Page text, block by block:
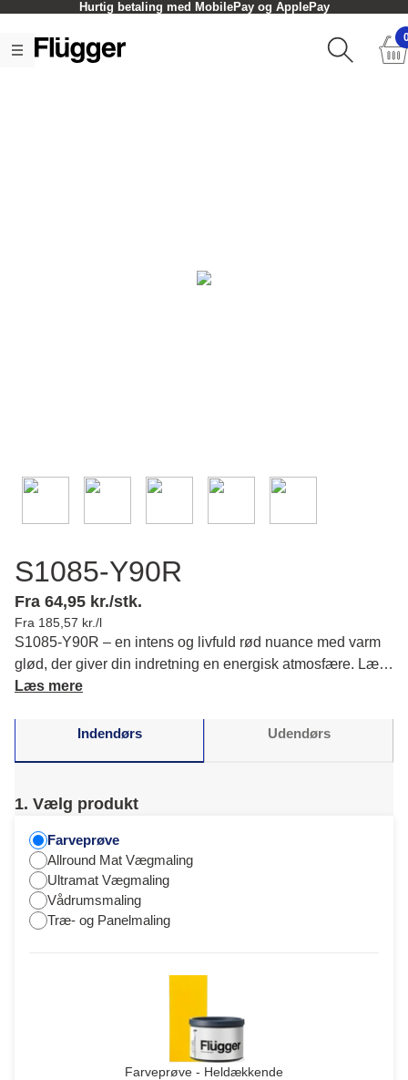
Hurtig betaling med MobilePay og ApplePay
S1085-Y90R
Fra 64,95 kr./stk.
Fra 185,57 kr./l
S1085-Y90R – en intens og livfuld rød nuance med varm
glød, der giver din indretning en energisk atmosfære. Læs
mere om farvens karakter og matchende farver.
Læs mere
Indendørs Udendørs
1. Vælg produkt
Farveprøve
Allround Mat Vægmaling
Ultramat Vægmaling
Vådrumsmaling
Træ- og Panelmaling
Farveprøve - Heldækkende